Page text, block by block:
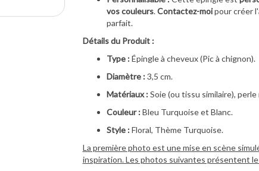
vos couleurs.Contactez-moipour créer
parfait.
Détails du Produit :
Type :Épingle à cheveux (Pic à chignon).
Diamètre :3,5 cm.
Matériaux :Soie (ou tissu similaire), perle
Couleur :Bleu Turquoise et Blanc.
Style :Floral, Thème Turquoise.
La première photo est une mise en scène
inspiration. Les photos suivantes présentent